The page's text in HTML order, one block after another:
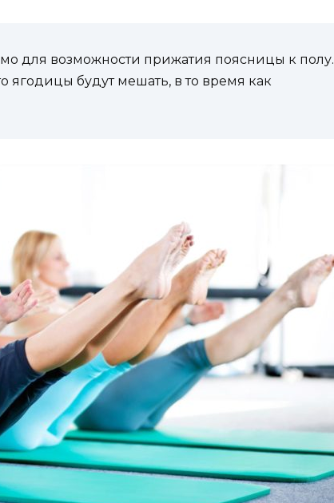
для возможности прижатия поясницы к полу.
ягодицы будут мешать, в то время как